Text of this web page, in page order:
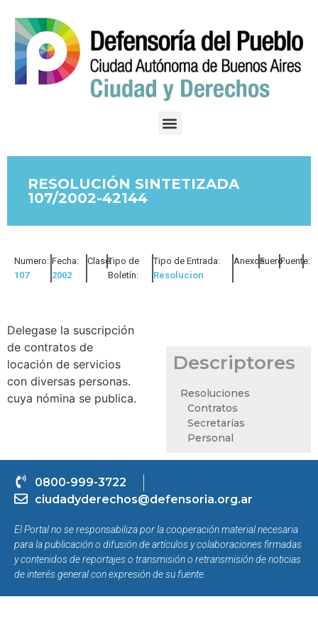
RESOLUCIÓN SINTETIZADA
107/2002-42144
Numero:
107
Fecha:
2002
Clase:Tipo de
Boletín:
Tipo de Entrada:
Resolucion
Anexos:Fuero:Fuente:
Delegase la suscripción
de contratos de
locación de servicios
con diversas personas.
cuya nómina se publica.
Descriptores
Resoluciones
Contratos
Secretarías
Personal
0800-999-3722
ciudadyderechos@defensoria.org.ar
El Portal no se responsabiliza por la cooperación material necesaria
para la publicación o difusión de artículos y colaboraciones firmadas
y contenidos de reportajes o transmisión o retransmisión de noticias
de interés general con expresión de su fuente.